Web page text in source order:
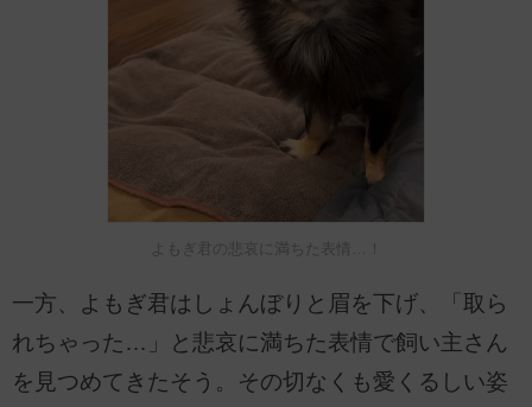
よもぎ君の悲哀に満ちた表情…！
一方、よもぎ君はしょんぼりと眉を下げ、「取ら
れちゃった…」と悲哀に満ちた表情で飼い主さん
を見つめてきたそう。その切なくも愛くるしい姿